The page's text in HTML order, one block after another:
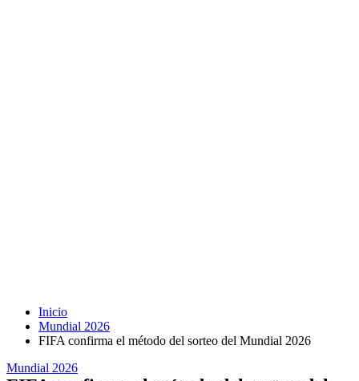
Inicio
Mundial 2026
FIFA confirma el método del sorteo del Mundial 2026
Mundial 2026